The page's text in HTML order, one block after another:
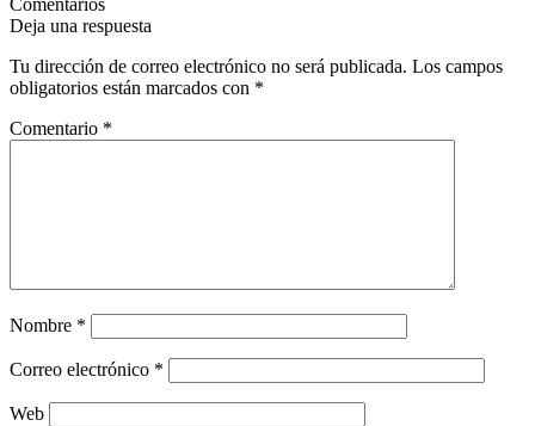
Comentarios
Deja una respuesta
Tu dirección de correo electrónico no será publicada. Los campos
obligatorios están marcados con *
Comentario *
Nombre *
Correo electrónico *
Web